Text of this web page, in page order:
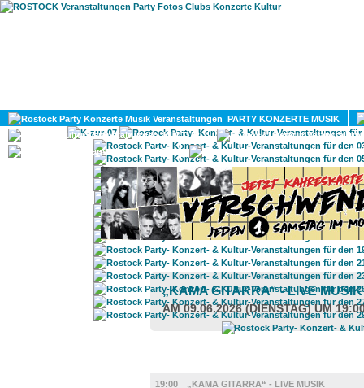
PARTY KONZERTE MUSIK
KULTUR
GAY
„KAMA GITARRA“ - LIVE
AM 09.06.2026 (DIENSTAG) UM
19:00
„KAMA GITARRA“ - LIVE MUSIK